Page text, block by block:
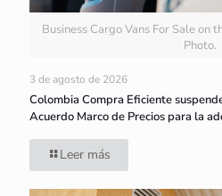
Business Cargo Vans For Sale on
Photo.
3 de agosto de 2026
Colombia Compra Eficiente
Acuerdo Marco de Precios para la
Leer más